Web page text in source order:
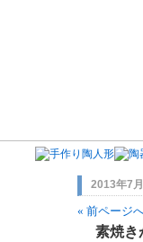
2013年7
« 前ページ
素焼き